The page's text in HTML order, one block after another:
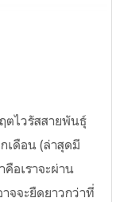
ตไวรัสสายพันธุ์
เดือน (ล่าสุดมี
อเราจะผ่าน
จจะยืดยาวกว่าที่